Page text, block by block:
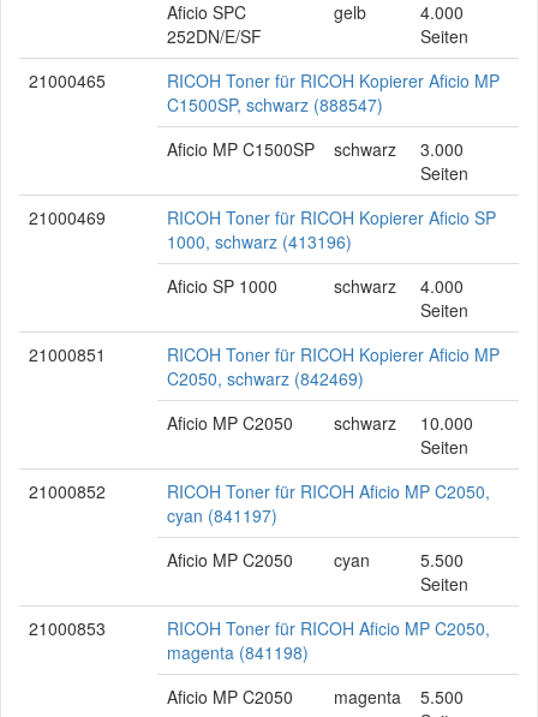
Aficio SPC
252DN/E/SF
gelb
4.000
Seiten
21000465
RICOH Toner für RICOH Kopierer Aficio MP
C1500SP, schwarz (888547)
Aficio MP C1500SP
schwarz
3.000
Seiten
21000469
RICOH Toner für RICOH Kopierer Aficio SP
1000, schwarz (413196)
Aficio SP 1000
schwarz
4.000
Seiten
21000851
RICOH Toner für RICOH Kopierer Aficio MP
C2050, schwarz (842469)
Aficio MP C2050
schwarz
10.000
Seiten
21000852
RICOH Toner für RICOH Aficio MP C2050,
cyan (841197)
Aficio MP C2050
cyan
5.500
Seiten
21000853
RICOH Toner für RICOH Aficio MP C2050,
magenta (841198)
Aficio MP C2050
magenta
5.500